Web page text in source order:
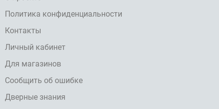
Политика конфиденциальности
Контакты
Личный кабинет
Для магазинов
Сообщить об ошибке
Дверные знания